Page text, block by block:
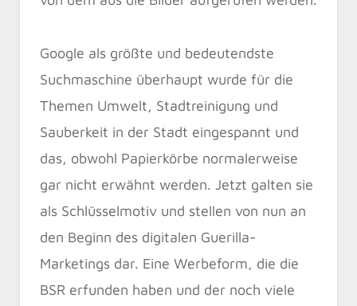
Google als größte und bedeutendste
Suchmaschine überhaupt wurde für die
Themen Umwelt, Stadtreinigung und
Sauberkeit in der Stadt eingespannt und
das, obwohl Papierkörbe normalerweise
gar nicht erwähnt werden. Jetzt galten sie
als Schlüsselmotiv und stellen von nun an
den Beginn des digitalen Guerilla-
Marketings dar. Eine Werbeform, die die
BSR erfunden haben und der noch viele